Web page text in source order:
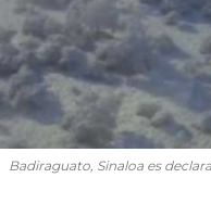
Badiraguato, Sinaloa es